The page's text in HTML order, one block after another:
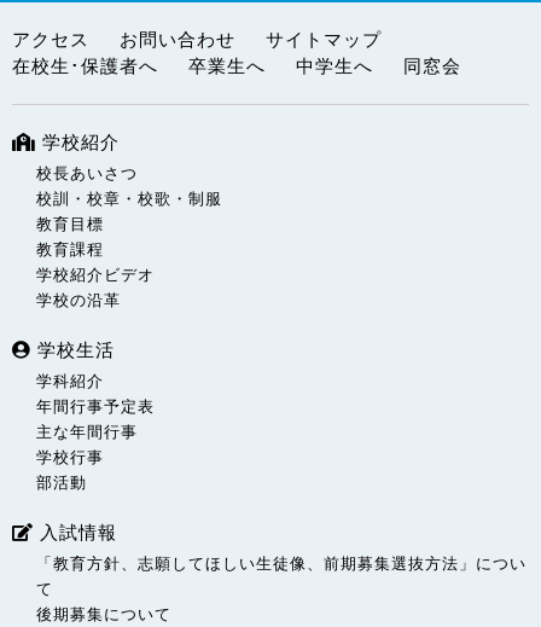
アクセス お問い合わせ
サイトマップ
在校生･保護者へ
卒業生へ 中学生へ 同窓会
学校紹介
校長あいさつ
校訓・校章・校歌・制服
教育目標
教育課程
学校紹介ビデオ
学校の沿革
学校生活
学科紹介
年間行事予定表
主な年間行事
学校行事
部活動
入試情報
「教育方針、志願してほしい生徒像、前期募集選抜方法」につい
て
後期募集について